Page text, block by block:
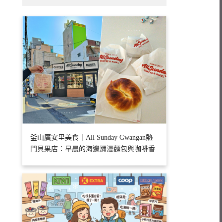
釜山廣安里美食｜All Sunday Gwangan熱
門貝果店：早晨的海邊瀰漫麵包與咖啡香